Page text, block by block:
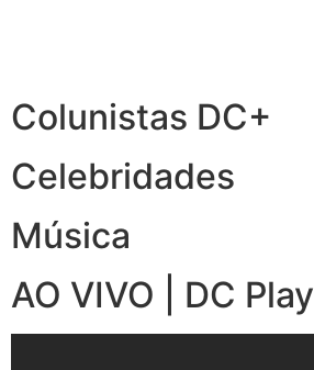
Colunistas DC+
Celebridades
Música
AO VIVO | DC Play